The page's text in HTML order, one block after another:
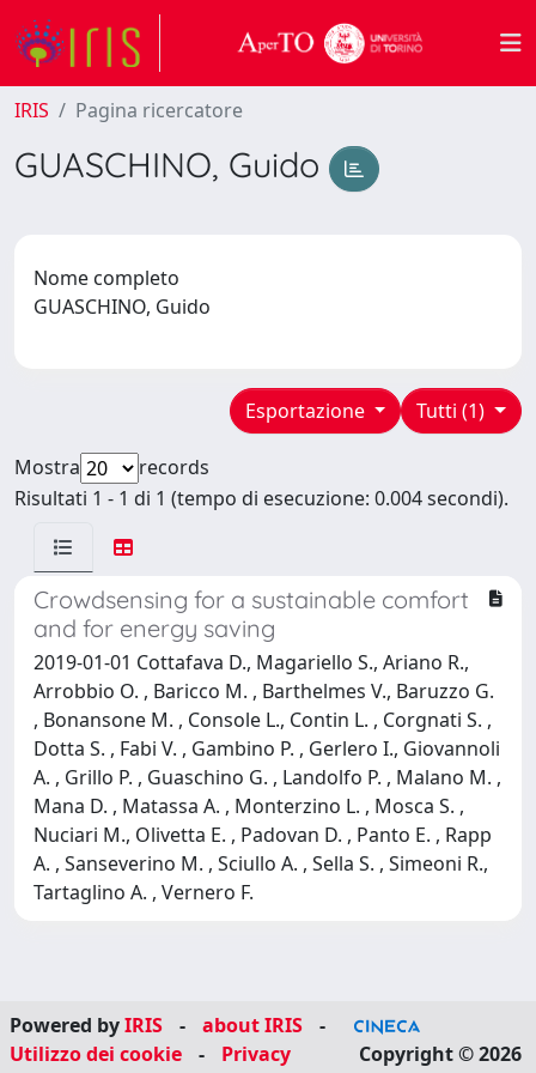
IRIS Pagina ricercatore
GUASCHINO, Guido
Nome completo
GUASCHINO, Guido
Tutti (1)
Esportazione
Mostra
records
Risultati 1 - 1 di 1 (tempo di esecuzione: 0.004 secondi).
Crowdsensing for a sustainable comfort
and for energy saving
2019-01-01 Cottafava D., Magariello S., Ariano R.,
Arrobbio O. , Baricco M. , Barthelmes V., Baruzzo G.
, Bonansone M. , Console L., Contin L. , Corgnati S. ,
Dotta S. , Fabi V. , Gambino P. , Gerlero I., Giovannoli
A. , Grillo P. , Guaschino G. , Landolfo P. , Malano M. ,
Mana D. , Matassa A. , Monterzino L. , Mosca S. ,
Nuciari M., Olivetta E. , Padovan D. , Panto E. , Rapp
A. , Sanseverino M. , Sciullo A. , Sella S. , Simeoni R.,
Tartaglino A. , Vernero F.
Powered byIRIS - about IRIS
-
Utilizzo dei cookie
- Privacy Copyright © 2026